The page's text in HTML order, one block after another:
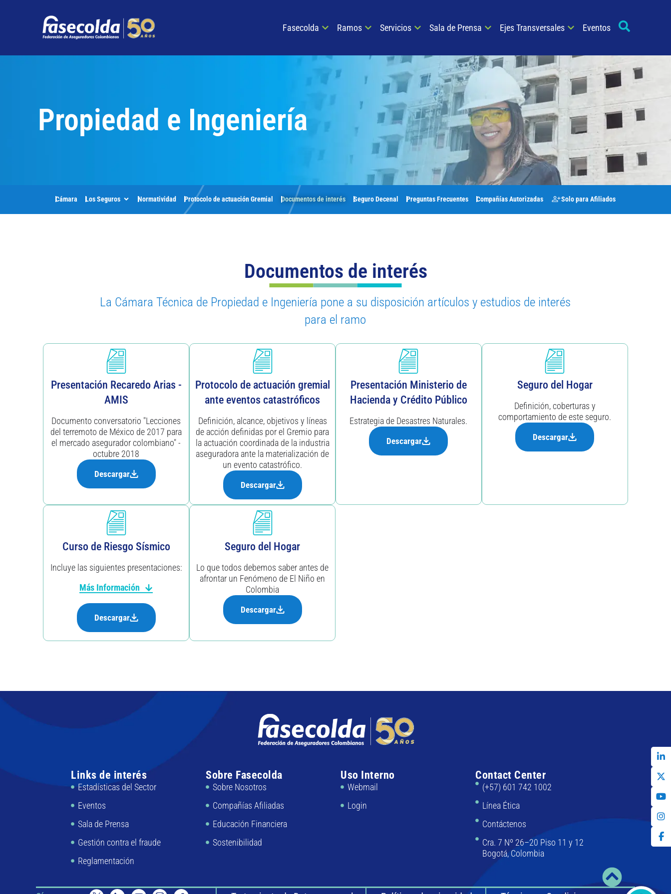
Fasecolda Ramos Servicios Sala de Prensa Ejes Transversales Eventos
Propiedad e Ingeniería
Cámara Los Seguros Normatividad Protocolo de actuación Gremial Documentos de interés Seguro Decenal Preguntas Frecuentes Compañías Autorizadas Solo para Afiliados
Documentos de interés
La Cámara Técnica de Propiedad e Ingeniería pone a su disposición artículos y estudios de interés
para el ramo
Presentación Recaredo Arias -
AMIS
Documento conversatorio "Lecciones
del terremoto de México de 2017 para
el mercado asegurador colombiano" -
octubre 2018
Descargar
Protocolo de actuación gremial
ante eventos catastróficos
Definición, alcance, objetivos y líneas
de acción definidas por el Gremio para
la actuación coordinada de la industria
aseguradora ante la materialización de
un evento catastrófico.
Descargar
Presentación Ministerio de
Hacienda y Crédito Público
Estrategia de Desastres Naturales.
Descargar
Seguro del Hogar
Definición, coberturas y
comportamiento de este seguro.
Descargar
Curso de Riesgo Sísmico
Incluye las siguientes presentaciones:
Más Información
Evaluación de pérdidas por
sismo y su utilización en la
industria aseguradora.
Curso de ingeniería sísmica
Curso de ingeniería sísmica
aplicada a seguros:
vulnerabilidad estructural.
consideraciones sobre los
contratos de seguro.
Descargar
Seguro del Hogar
Lo que todos debemos saber antes de
afrontar un Fenómeno de El Niño en
Colombia
Descargar
Links de interés
Estadísticas del Sector
Eventos
Sala de Prensa
Gestión contra el fraude
Reglamentación
Sobre Fasecolda
Sobre Nosotros
Compañías Afiliadas
Educación Financiera
Sostenibilidad
Uso Interno
Webmail
Login
Contact Center
(+57) 601 742 1002
Línea Ética
Contáctenos
Cra. 7 Nº 26–20 Piso 11 y 12
Bogotá, Colombia